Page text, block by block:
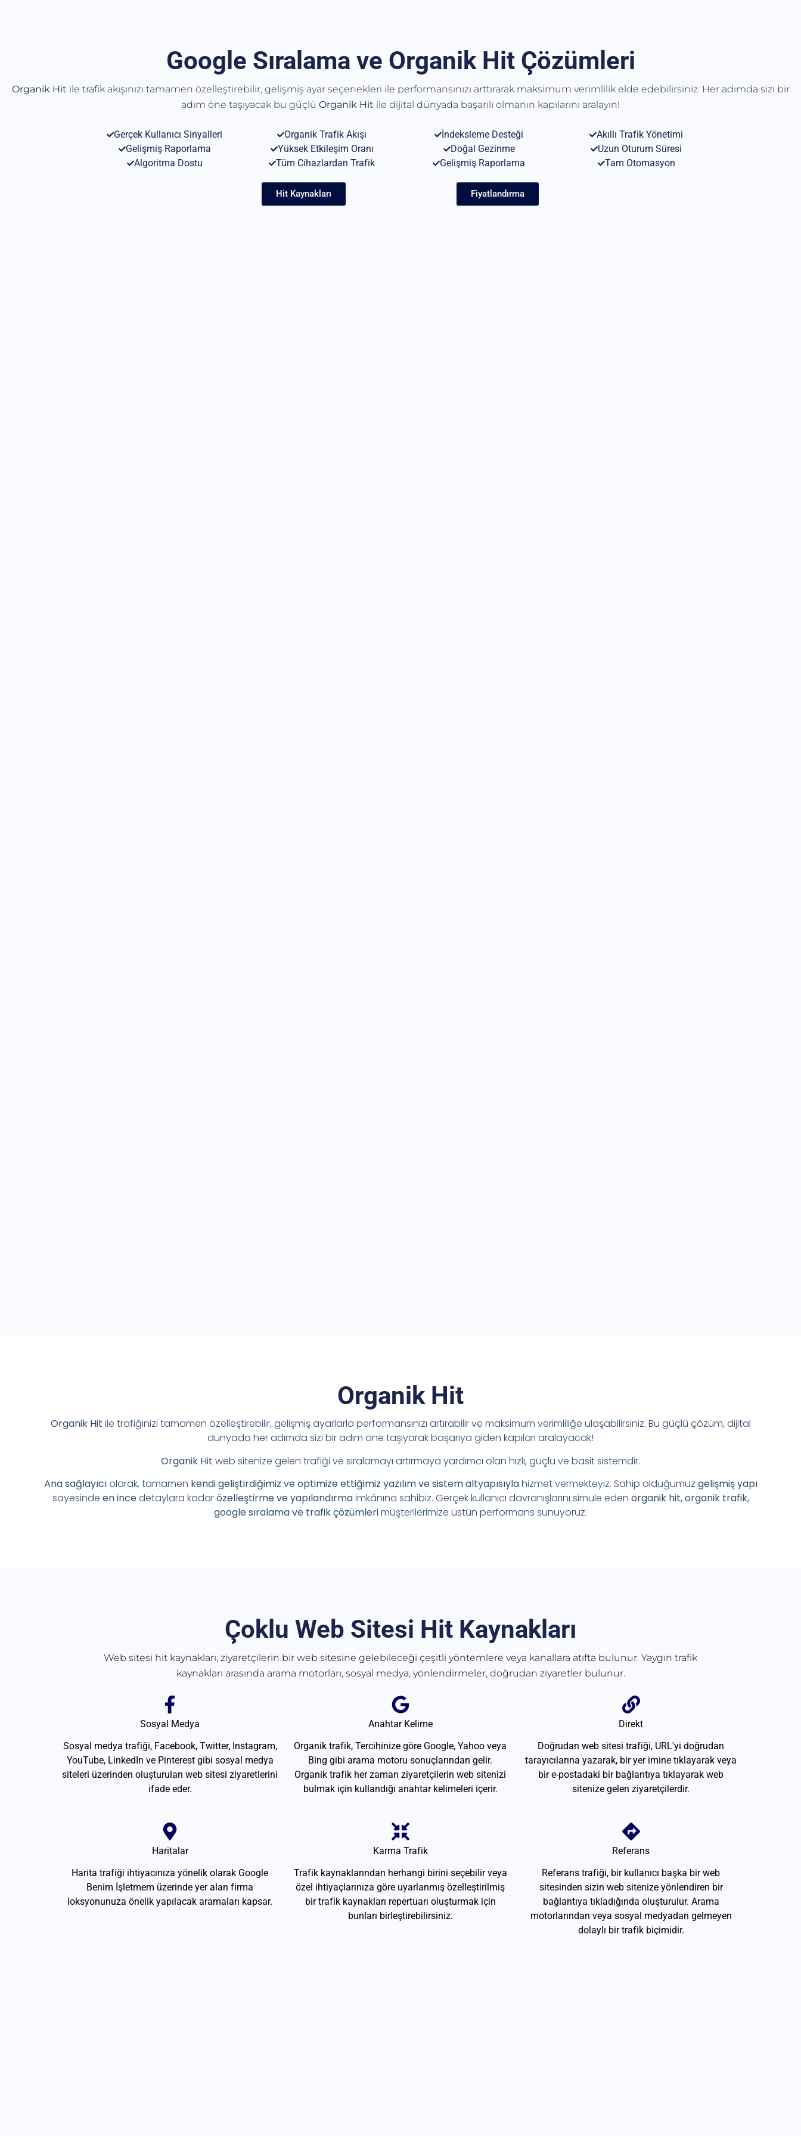
Google Sıralama ve Organik Hit Çözümleri
Organik Hit ile trafik akışınızı tamamen özelleştirebilir, gelişmiş ayar seçenekleri ile performansınızı arttırarak maksimum verimlilik elde edebilirsiniz. Her adımda sizi bir
adım öne taşıyacak bu güçlü Organik Hit ile dijital dünyada başarılı olmanın kapılarını aralayın!
Gerçek Kullanıcı Sinyalleri Organik Trafik Akışı İndeksleme Desteği
Akıllı Trafik Yönetimi
Gelişmiş Raporlama
Yüksek Etkileşim Oranı Doğal Gezinme
Uzun Oturum Süresi
Algoritma Dostu
Tüm Cihazlardan Trafik Gelişmiş Raporlama Tam Otomasyon
Hit Kaynakları Fiyatlandırma
Organik Hit
Organik Hit ile trafiğinizi tamamen özelleştirebilir, gelişmiş ayarlarla performansınızı artırabilir ve maksimum verimliliğe ulaşabilirsiniz. Bu güçlü çözüm, dijital
dünyada her adımda sizi bir adım öne taşıyarak başarıya giden kapıları aralayacak!
Organik Hit web sitenize gelen trafiği ve sıralamayı artırmaya yardımcı olan hızlı, güçlü ve basit sistemdir.
Ana sağlayıcıolarak, tamamen kendi geliştirdiğimiz ve optimize ettiğimiz yazılım ve sistem altyapısıylahizmet vermekteyiz. Sahip olduğumuz gelişmiş yapı
sayesinde en incedetaylara kadarözelleştirme ve yapılandırmaimkânına sahibiz. Gerçek kullanıcı davranışlarını simüle eden organik hit, organik trafik,
google sıralama ve trafik çözümlerimüşterilerimize üstün performans sunuyoruz.
Çoklu Web Sitesi Hit Kaynakları
Web sitesi hit kaynakları, ziyaretçilerin bir web sitesine gelebileceği çeşitli yöntemlere veya kanallara atıfta bulunur. Yaygın trafik
kaynakları arasında arama motorları, sosyal medya, yönlendirmeler, doğrudan ziyaretler bulunur.
Sosyal Medya
Sosyal medya trafiği, Facebook, Twitter, Instagram,
YouTube, LinkedIn ve Pinterest gibi sosyal medya
siteleri üzerinden oluşturulan web sitesi ziyaretlerini
ifade eder.
Anahtar Kelime
Organik trafik, Tercihinize göre Google, Yahoo veya
Bing gibi arama motoru sonuçlarından gelir.
Organik trafik her zaman ziyaretçilerin web sitenizi
bulmak için kullandığı anahtar kelimeleri içerir.
Direkt
Doğrudan web sitesi trafiği, URL'yi doğrudan
tarayıcılarına yazarak, bir yer imine tıklayarak veya
bir e-postadaki bir bağlantıya tıklayarak web
sitenize gelen ziyaretçilerdir.
Haritalar
Harita trafiği ihtiyacınıza yönelik olarak Google
Benim İşletmem üzerinde yer alan firma
loksyonunuza önelik yapılacak aramaları kapsar.
Karma Trafik
Trafik kaynaklarından herhangi birini seçebilir veya
özel ihtiyaçlarınıza göre uyarlanmış özelleştirilmiş
bir trafik kaynakları repertuarı oluşturmak için
bunları birleştirebilirsiniz.
Referans
Referans trafiği, bir kullanıcı başka bir web
sitesinden sizin web sitenize yönlendiren bir
bağlantıya tıkladığında oluşturulur. Arama
motorlarından veya sosyal medyadan gelmeyen
dolaylı bir trafik biçimidir.